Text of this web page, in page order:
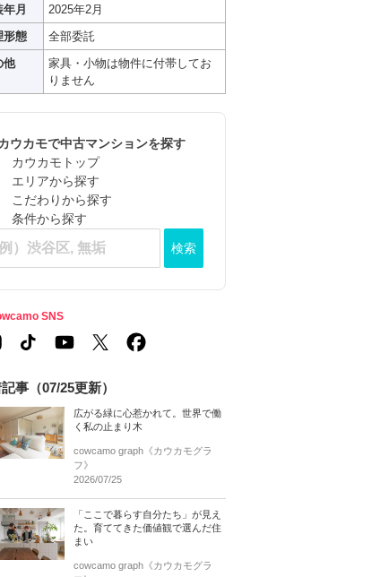
月
2025年2月
形態
全部委託
他
家具・小物は物件に付帯してお
りません
ウカモで中古マンションを探す
カウカモトップ
エリアから探す
こだわりから探す
条件から探す
検索
SNS
事（07/25更新）
広がる緑に心惹かれて。世界で働
く私の止まり木
cowcamo graph《カウカモグラ
フ》
2026/07/25
「ここで暮らす自分たち」が見え
た。育ててきた価値観で選んだ住
まい
cowcamo graph《カウカモグラ